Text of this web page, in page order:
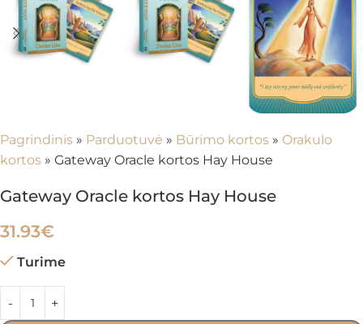
Pagrindinis » Parduotuvė » Būrimo kortos » Orakulo
kortos » Gateway Oracle kortos Hay House
Gateway Oracle kortos Hay House
31.93€
Turime